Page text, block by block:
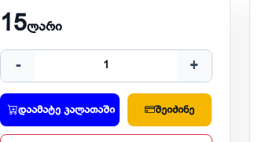
15ლარი
- +
დაამატე კალათაში შეიძინე